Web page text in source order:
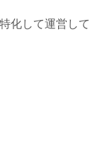
化して運営して